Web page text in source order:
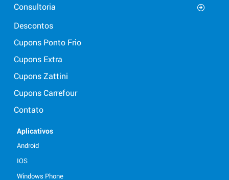
Consultoria
Descontos
Cupons Ponto Frio
Cupons Extra
Cupons Zattini
Cupons Carrefour
Contato
Aplicativos
Android
IOS
Windows Phone